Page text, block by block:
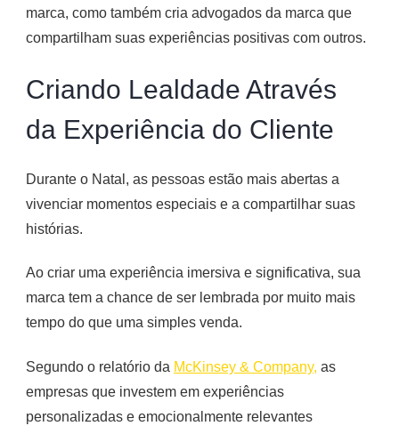
marca, como também cria advogados da marca que
compartilham suas experiências positivas com outros.
Criando Lealdade Através
da Experiência do Cliente
Durante o Natal, as pessoas estão mais abertas a
vivenciar momentos especiais e a compartilhar suas
histórias.
Ao criar uma experiência imersiva e significativa, sua
marca tem a chance de ser lembrada por muito mais
tempo do que uma simples venda.
Segundo o relatório da McKinsey & Company, as
empresas que investem em experiências
personalizadas e emocionalmente relevantes